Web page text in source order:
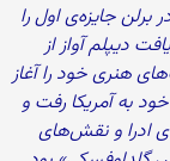
در برلن جایزه‌ی اول را
۱۳۳۲ و پس از دریافت دیپلم آواز از
هنری خود را آغاز
خود به آمریکا رفت و
ادرا و نقش‌های